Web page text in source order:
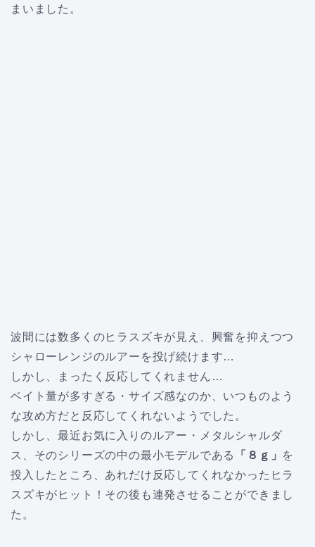
まいました。
波間には数多くのヒラスズキが見え、興奮を抑えつつ
シャローレンジのルアーを投げ続けます…
しかし、まったく反応してくれません…
ベイト量が多すぎる・サイズ感なのか、いつものよう
な攻め方だと反応してくれないようでした。
しかし、最近お気に入りのルアー・メタルシャルダ
ス、そのシリーズの中の最小モデルである
「８ｇ」 を
投入したところ、あれだけ反応してくれなかったヒラ
スズキがヒット！その後も連発させることができまし
た。